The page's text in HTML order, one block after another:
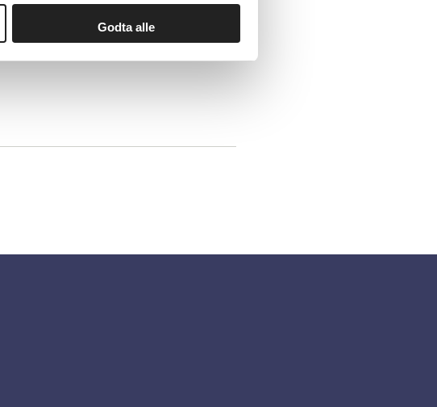
Godta alle